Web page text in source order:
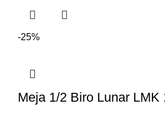
-25%
Meja 1/2 Biro Lunar LMK